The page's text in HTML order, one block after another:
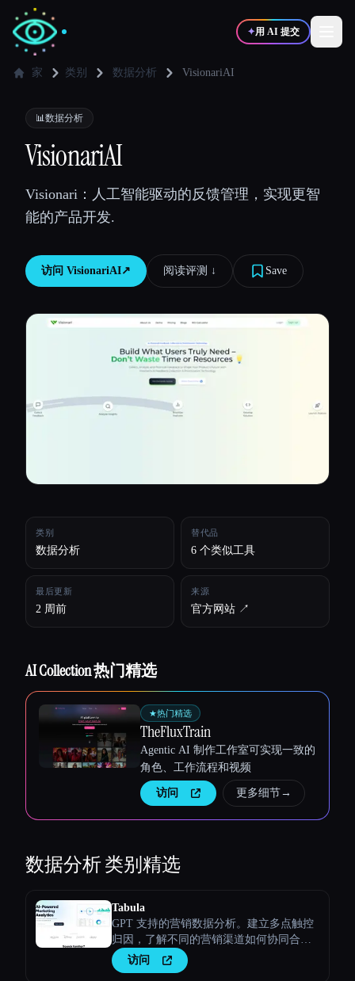
✦用 AI 提交
✍️写作者
💻
🎓学生
Esc
家 类别 数据分析 VisionariAI
📊数据分析
VisionariAI
Visionari：人工智能驱动的反馈管理，实现更智
能的产品开发.
访问 VisionariAI↗︎ 阅读评测 ↓︎ Save
类别
数据分析
替代品
6 个类似工具
最后更新
2 周前
来源
官方网站 ↗︎
AI Collection 热门精选
★热门精选
TheFluxTrain
Agentic AI 制作工作室可实现一致的
角色、工作流程和视频
访问 更多细节→
数据分析类别精选
Tabula
GPT 支持的营销数据分析。建立多点触控
归因，了解不同的营销渠道如何协同合
作，将潜在客户转化为客户
访问